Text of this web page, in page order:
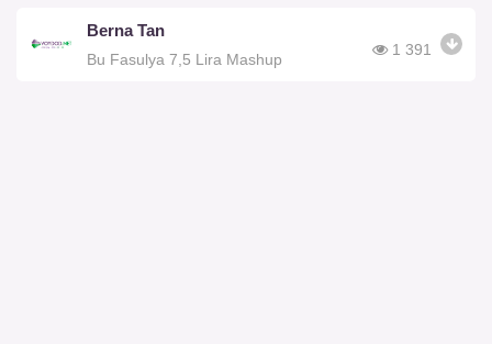
Berna Tan
Bu Fasulya 7,5 Lira Mashup
1 391